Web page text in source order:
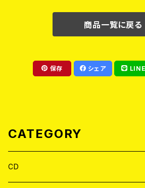
商品一覧に戻る
保存 シェア LINE
CATEGORY
CD